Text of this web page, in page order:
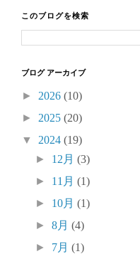
このブログを検索
ブログ アーカイブ
► 2026 (10)
► 2025 (20)
▼ 2024 (19)
► 12月(3)
► 11月(1)
► 10月(1)
►8月(4)
► 7月(1)